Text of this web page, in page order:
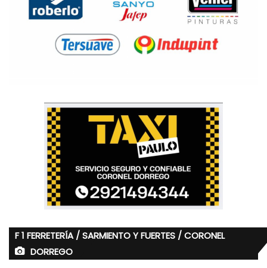
F 1 FERRETERÍA / SARMIENTO Y FUERTES / CORONEL
DORREGO